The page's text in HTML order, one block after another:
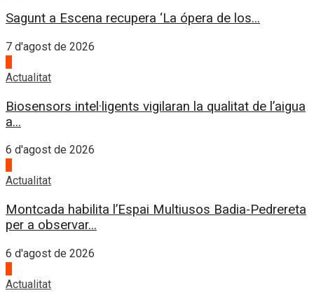
Sagunt a Escena recupera ‘La ópera de los...
7 d'agost de 2026
Actualitat
Biosensors intel·ligents vigilaran la qualitat de l’aigua
a...
6 d'agost de 2026
Actualitat
Montcada habilita l’Espai Multiusos Badia-Pedrereta
per a observar...
6 d'agost de 2026
Actualitat